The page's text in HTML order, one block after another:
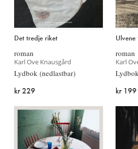
Det tredje riket
roman
Karl Ove Knausgård
Lydbok (nedlastbar)
kr 229
Ulvene
roman
Karl
kr 199